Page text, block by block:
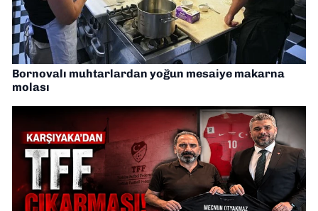
Bornovalı muhtarlardan yoğun mesaiye makarna
molası